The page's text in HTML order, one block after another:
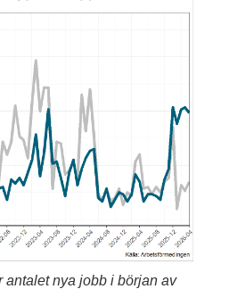
antalet nya jobb i början av